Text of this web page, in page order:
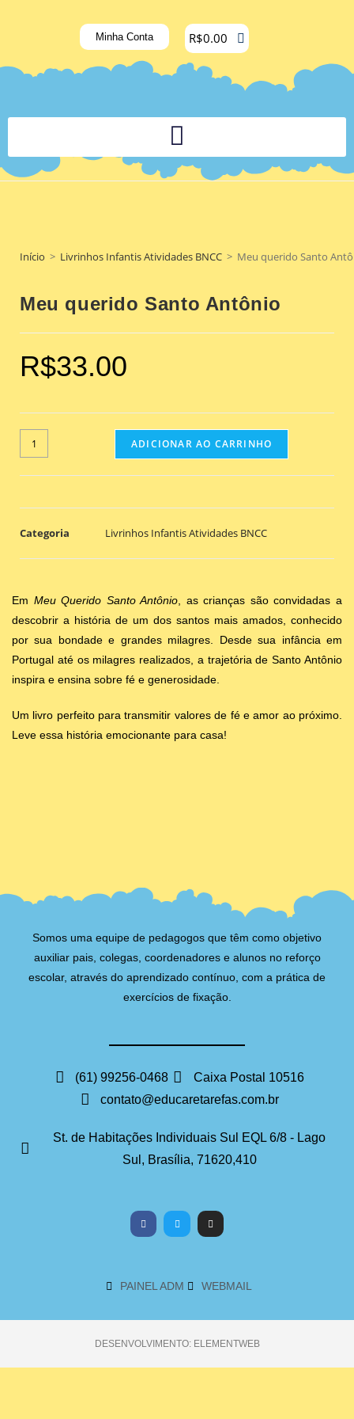
Minha Conta R$0.00
Início > Livrinhos Infantis Atividades BNCC > Meu querido Santo
Meu querido Santo Antônio
R$33.00
ADICIONAR AO CARRINHO
Categoria Livrinhos Infantis Atividades BNCC
Em Meu Querido Santo Antônio, as crianças são convidadas a
descobrir a história de um dos santos mais amados, conhecido
por sua bondade e grandes milagres. Desde sua infância em
Portugal até os milagres realizados, a trajetória de Santo Antônio
inspira e ensina sobre fé e generosidade.
Um livro perfeito para transmitir valores de fé e amor ao próximo.
Leve essa história emocionante para casa!
Somos uma equipe de pedagogos que têm como objetivo
auxiliar pais, colegas, coordenadores e alunos no reforço
escolar, através do aprendizado contínuo, com a prática de
exercícios de fixação.
(61) 99256-0468
Caixa Postal 10516
contato@educaretarefas.com.br
St. de Habitações Individuais Sul EQL 6/8 - Lago
Sul, Brasília, 71620,410
PAINEL ADM WEBMAIL
DESENVOLVIMENTO: ELEMENTWEB